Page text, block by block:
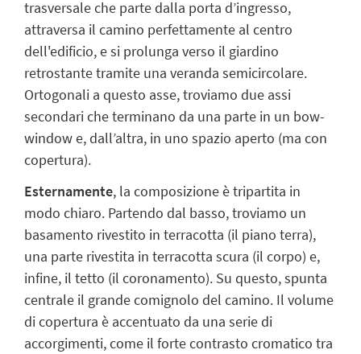
trasversale che parte dalla porta d’ingresso,
attraversa il camino perfettamente al centro
dell'edificio,e si prolunga verso il giardino
retrostante tramite una veranda semicircolare.
Ortogonali a questo asse, troviamo due assi
secondari che terminano da una parte in un bow-
window e, dall’altra, in uno spazio aperto (ma con
copertura).
Esternamente, la composizione è tripartita in
modo chiaro. Partendo dal basso, troviamo un
basamento rivestito in terracotta (il piano terra),
una parte rivestita in terracotta scura (il corpo) e,
infine, il tetto (il coronamento). Su questo, spunta
centrale il grande comignolo del camino. Il volume
di copertura è accentuato da una serie di
accorgimenti, come il forte contrasto cromatico tra